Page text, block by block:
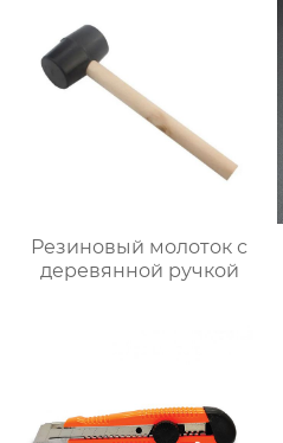
Резиновый молоток с
деревянной ручкой